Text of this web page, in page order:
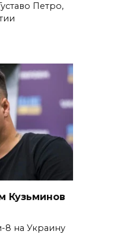
Петро,
Кузьминов
8 на Украину